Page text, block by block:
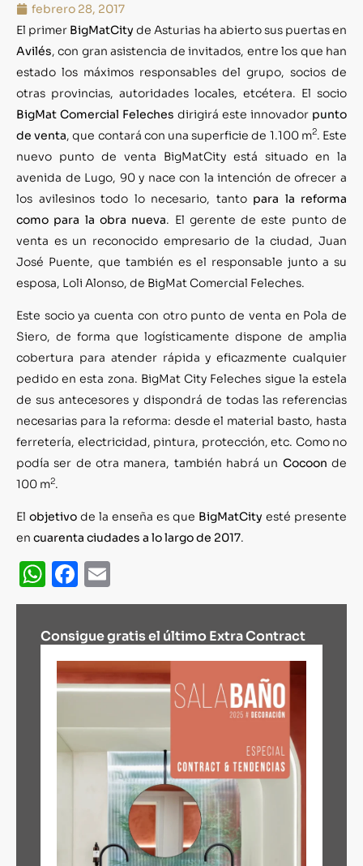
febrero 28, 2017
El primer BigMatCityde Asturias ha abierto sus puertas en
Avilés, con gran asistencia de invitados, entre los que han
estado los máximos responsables del grupo, socios de
otras provincias, autoridades locales, etcétera. El socio
BigMat Comercial Feleches dirigirá este innovador punto
de venta, que contará con una superficie de 1.100 m2. Este
nuevo punto de venta BigMatCity está situado en la
avenida de Lugo, 90 y nace con la intención de ofrecer a
los avilesinos todo lo necesario, tanto para la reforma
como para la obra nueva. El gerente de este punto de
venta es un reconocido empresario de la ciudad, Juan
José Puente, que también es el responsable junto a su
esposa, Loli Alonso, de BigMat Comercial Feleches.
Este socio ya cuenta con otro punto de venta en Pola de
Siero, de forma que logísticamente dispone de amplia
cobertura para atender rápida y eficazmente cualquier
pedido en esta zona. BigMat City Feleches sigue la estela
de sus antecesores y dispondrá de todas las referencias
necesarias para la reforma: desde el material basto, hasta
ferretería, electricidad, pintura, protección, etc. Como no
podía ser de otra manera, también habrá un Cocoon de
100 m2.
El objetivo de la enseña es que BigMatCity esté presente
en cuarenta ciudades a lo largo de 2017.
WhatsApp
Facebook
Consigue gratis el último Extra Contract